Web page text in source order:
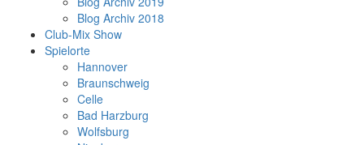
Blog Archiv 2018
Club-Mix Show
Spielorte
Hannover
Braunschweig
Celle
Bad Harzburg
Wolfsburg